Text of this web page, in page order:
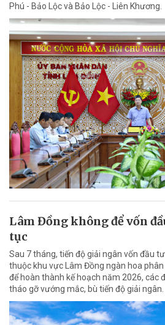
Phú - Bảo Lộc và Bảo Lộc - Liên Khương.
Lâm Đồng không để vốn
tục
Sau 7 tháng, tiến độ giải ngân vốn đầu
thuộc khu vực Lâm Đồng ngàn hoa
để hoàn thành kế hoạch năm 2026, các
tháo gỡ vướng mắc, bù tiến độ giải ngân.